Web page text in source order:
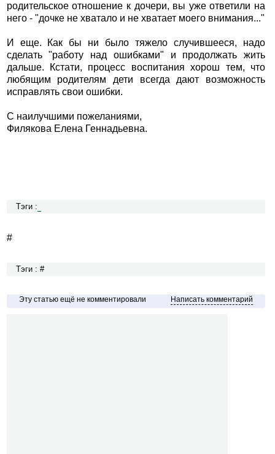
родительское отношение к дочери, вы уже ответили на
него - "дочке не хватало и не хватает моего внимания..."
И еще. Как бы ни было тяжело случившееся, надо
сделать "работу над ошибками" и продолжать жить
дальше. Кстати, процесс воспитания хорош тем, что
любящим родителям дети всегда дают возможность
исправлять свои ошибки.
С наилучшими пожеланиями,
Филякова Елена Геннадьевна.
Тэги :
#
Тэги : #
Эту статью ещё не комментировали Написать комментарий